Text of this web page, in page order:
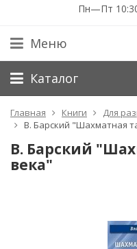
Пн—Пт
Меню
Каталог
Главная Книги
Для
В. Барский "Шахматная
В. Барский
века"